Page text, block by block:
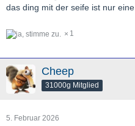
das ding mit der seife ist nur
1
Cheep
31000g Mitglied
5. Februar 2026